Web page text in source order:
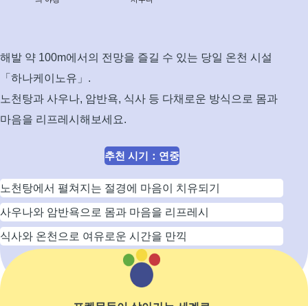
도
야
경
해발 약 100m에서의 전망을 즐길 수 있는 당일 온천 시설
「하나케이노유」.
노천탕과 사우나, 암반욕, 식사 등 다채로운 방식으로 몸과
마음을 리프레시해보세요.
추천 시기 ： 연중
노천탕에서 펼쳐지는 절경에 마음이 치유되기
사우나와 암반욕으로 몸과 마음을 리프레시
식사와 온천으로 여유로운 시간을 만끽
자세히 보기